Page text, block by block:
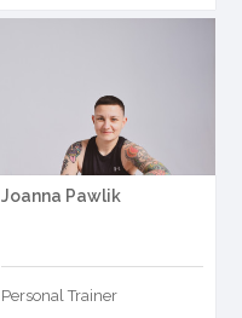
Joanna Pawlik
Personal Trainer